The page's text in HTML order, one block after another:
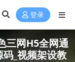
登录
三网H5全网通
_视频架设教